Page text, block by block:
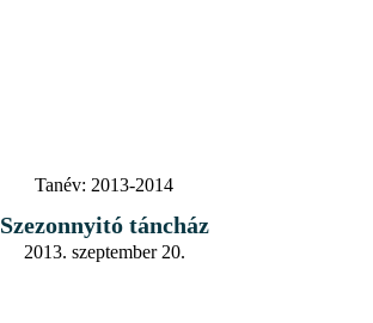
Tanév: 2013-2014
Szezonnyitó táncház
2013. szeptember 20.